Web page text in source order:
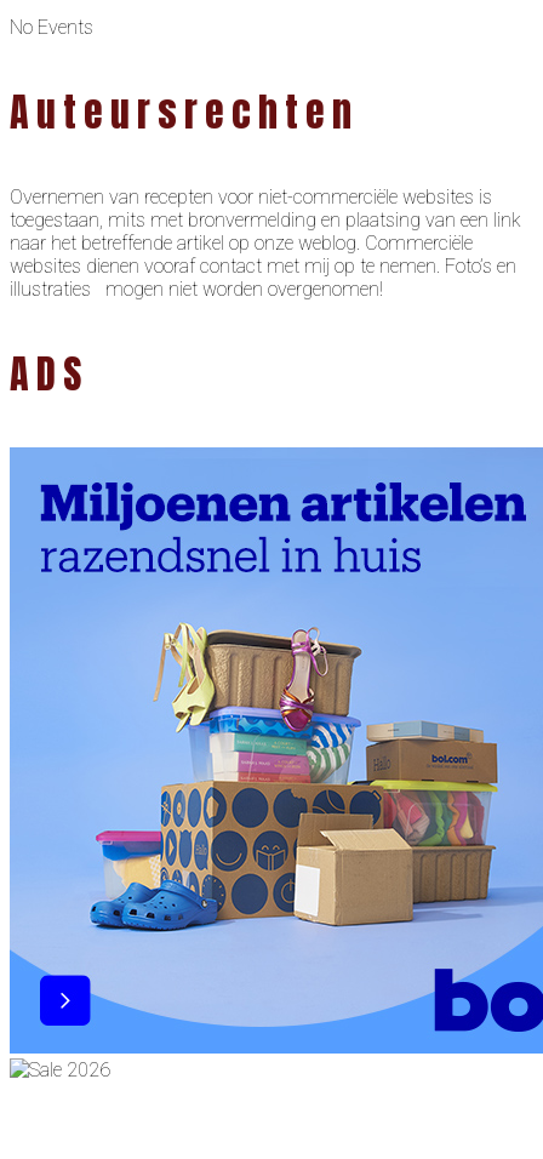
No Events
Auteursrechten
Overnemen van recepten voor niet-commerciële websites is
toegestaan, mits met bronvermelding en plaatsing van een link
naar het betreffende artikel op onze weblog. Commerciële
websites dienen vooraf contact met mij op te nemen. Foto’s en
illustraties mogen niet worden overgenomen!
ADS